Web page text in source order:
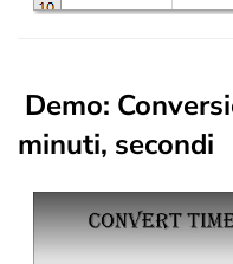
Demo:
minuti, secondi